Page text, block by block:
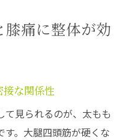
痛に整体が効
な関係性
見られるのが、太もも
す。大腿四頭筋が硬くな